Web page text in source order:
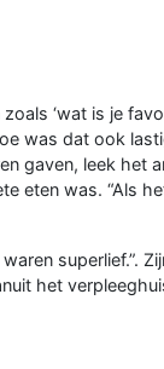
‘wat is je
was dat ook
gaven, leek het
eten was. “Als
superlief.”.
het